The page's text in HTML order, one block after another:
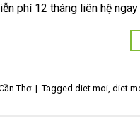
phí 12 tháng liên hệ
Thơ | Tagged diet moi, diet